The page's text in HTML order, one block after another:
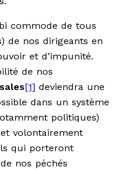
commode de tous
de nos dirigeants en
et d’impunité.
de nos
[1] deviendra une
dans un système
politiques)
volontairement
qui porteront
nos péchés